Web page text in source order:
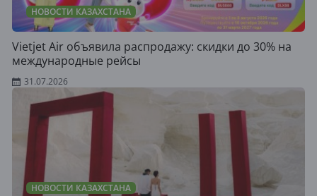
НОВОСТИ КАЗАХСТАНА
Vietjet Air объявила распродажу: скидки до 30% на
международные рейсы
31.07.2026
НОВОСТИ КАЗАХСТАНА